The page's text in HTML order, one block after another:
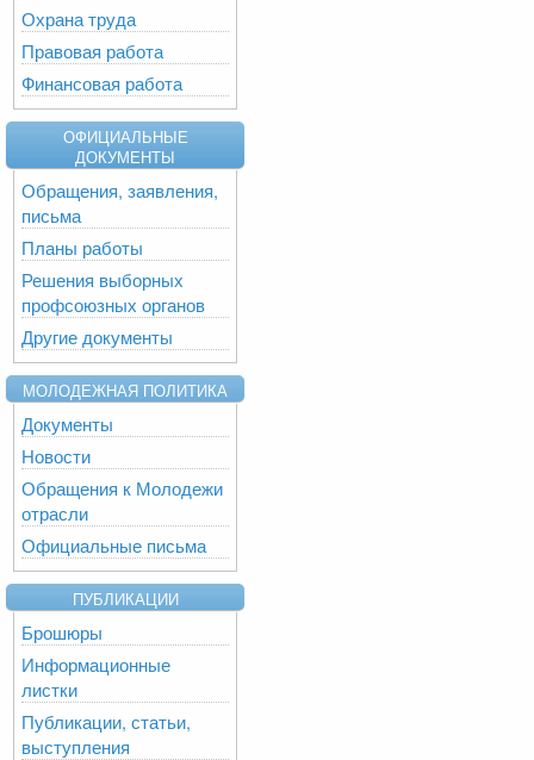
Охрана труда
Правовая работа
Финансовая работа
ОФИЦИАЛЬНЫЕ
ДОКУМЕНТЫ
Обращения, заявления,
письма
Планы работы
Решения выборных
профсоюзных органов
Другие документы
МОЛОДЕЖНАЯ ПОЛИТИКА
Документы
Новости
Обращения к Молодежи
отрасли
Официальные письма
ПУБЛИКАЦИИ
Брошюры
Информационные
листки
Публикации, статьи,
выступления